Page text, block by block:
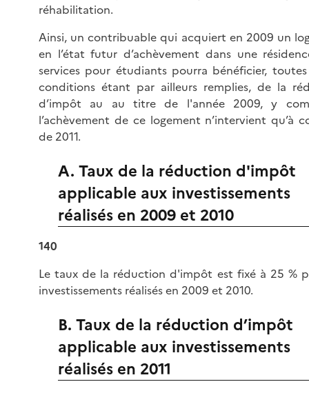
réhabilitation.
Ainsi, un contribuable qui acquiert en 2009 un
en l’état futur d’achèvement dans une
services pour étudiants pourra bénéficier,
conditions étant par ailleurs remplies, de la
d’impôt au au titre de l'année 2009, y
l’achèvement de ce logement n’intervient qu’à
de 2011.
A. Taux de la réduction d'impôt
applicable aux investissements
réalisés en 2009 et 2010
140
Le taux de la réduction d'impôt est fixé à 25 %
investissements réalisés en 2009 et 2010.
B. Taux de la réduction d’impôt
applicable aux investissements
réalisés en 2011